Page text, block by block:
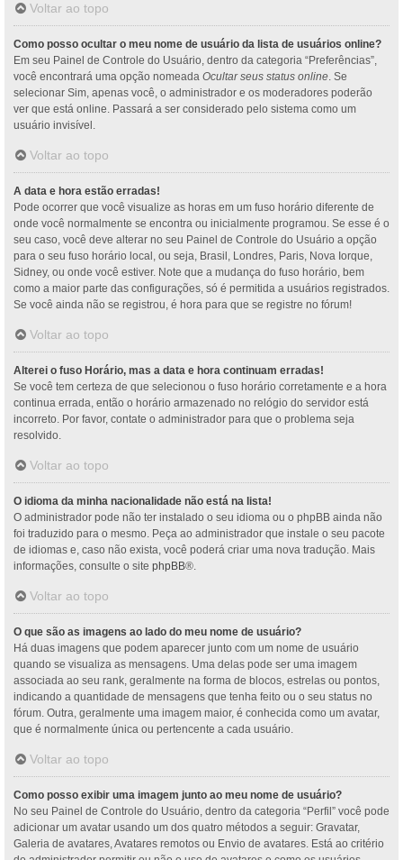
Voltar ao topo
Como posso ocultar o meu nome de usuário da lista de usuários online?
Em seu Painel de Controle do Usuário, dentro da categoria “Preferências”,
você encontrará uma opção nomeada Ocultar seus status online. Se
selecionar Sim, apenas você, o administrador e os moderadores poderão
ver que está online. Passará a ser considerado pelo sistema como um
usuário invisível.
Voltar ao topo
A data e hora estão erradas!
Pode ocorrer que você visualize as horas em um fuso horário diferente de
onde você normalmente se encontra ou inicialmente programou. Se esse é o
seu caso, você deve alterar no seu Painel de Controle do Usuário a opção
para o seu fuso horário local, ou seja, Brasil, Londres, Paris, Nova Iorque,
Sidney, ou onde você estiver. Note que a mudança do fuso horário, bem
como a maior parte das configurações, só é permitida a usuários registrados.
Se você ainda não se registrou, é hora para que se registre no fórum!
Voltar ao topo
Alterei o fuso Horário, mas a data e hora continuam erradas!
Se você tem certeza de que selecionou o fuso horário corretamente e a hora
continua errada, então o horário armazenado no relógio do servidor está
incorreto. Por favor, contate o administrador para que o problema seja
resolvido.
Voltar ao topo
O idioma da minha nacionalidade não está na lista!
O administrador pode não ter instalado o seu idioma ou o phpBB ainda não
foi traduzido para o mesmo. Peça ao administrador que instale o seu pacote
de idiomas e, caso não exista, você poderá criar uma nova tradução. Mais
informações, consulte o site phpBB®.
Voltar ao topo
O que são as imagens ao lado do meu nome de usuário?
Há duas imagens que podem aparecer junto com um nome de usuário
quando se visualiza as mensagens. Uma delas pode ser uma imagem
associada ao seu rank, geralmente na forma de blocos, estrelas ou pontos,
indicando a quantidade de mensagens que tenha feito ou o seu status no
fórum. Outra, geralmente uma imagem maior, é conhecida como um avatar,
que é normalmente única ou pertencente a cada usuário.
Voltar ao topo
Como posso exibir uma imagem junto ao meu nome de usuário?
No seu Painel de Controle do Usuário, dentro da categoria “Perfil” você pode
adicionar um avatar usando um dos quatro métodos a seguir: Gravatar,
Galeria de avatares, Avatares remotos ou Envio de avatares. Está ao critério